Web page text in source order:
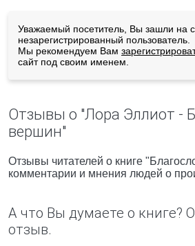
Уважаемый посетитель, Вы зашли на
незарегистрированный пользователь.
Мы рекомендуем Вам
сайт под своим именем.
Отзывы о "Лора Эллиот -
вершин"
Отзывы читателей о книге
комментарии и мнения людей о
А что Вы думаете о книге?
отзыв.